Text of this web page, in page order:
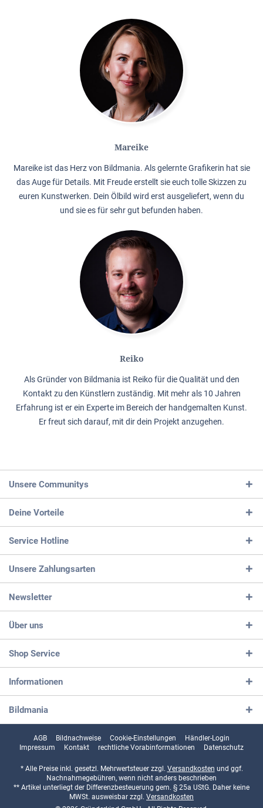
Mareike
Mareike ist das Herz von Bildmania. Als gelernte Grafikerin hat sie
das Auge für Details. Mit Freude erstellt sie euch tolle Skizzen zu
euren Kunstwerken. Dein Ölbild wird erst ausgeliefert, wenn du
und sie es für sehr gut befunden haben.
Reiko
Als Gründer von Bildmania ist Reiko für die Qualität und den
Kontakt zu den Künstlern zuständig. Mit mehr als 10 Jahren
Erfahrung ist er ein Experte im Bereich der handgemalten Kunst.
Er freut sich darauf, mit dir dein Projekt anzugehen.
Unsere Communitys
Deine Vorteile
Service Hotline
Unsere Zahlungsarten
Newsletter
Über uns
Shop Service
Informationen
Bildmania
AGB Bildnachweise Cookie-Einstellungen
Händler-Login
Impressum
Kontakt rechtliche Vorabinformationen Datenschutz
* Alle Preise inkl. gesetzl. Mehrwertsteuer zzgl. Versandkosten und ggf.
Nachnahmegebühren, wenn nicht anders beschrieben
** Artikel unterliegt der Differenzbesteuerung gem. § 25a UStG. Daher keine
MWSt. ausweisbar zzgl. Versandkosten